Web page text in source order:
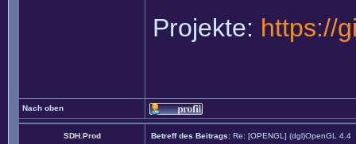
Projekte: https://
Nach oben
SDH.Prod Betreff des Beitrags: Re: [OPENGL] (dgl)OpenGL 4.4